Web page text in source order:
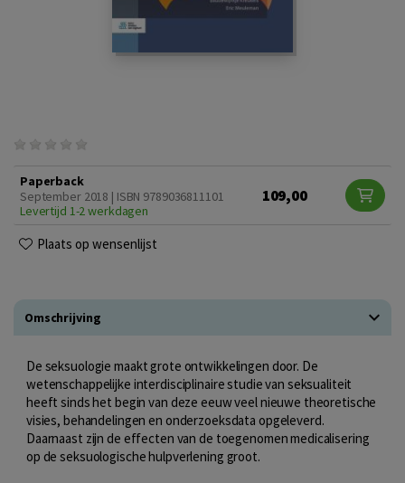
Paperback
September 2018 | ISBN 9789036811101
Levertijd 1-2 werkdagen
109,00
Plaats op wensenlijst
Omschrijving
De seksuologie maakt grote ontwikkelingen door. De
wetenschappelijke interdisciplinaire studie van seksualiteit
heeft sinds het begin van deze eeuw veel nieuwe theoretische
visies, behandelingen en onderzoeksdata opgeleverd.
Daarnaast zijn de effecten van de toegenomen medicalisering
op de seksuologische hulpverlening groot.